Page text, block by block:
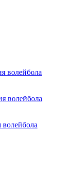
волейбола
волейбола
волейбола